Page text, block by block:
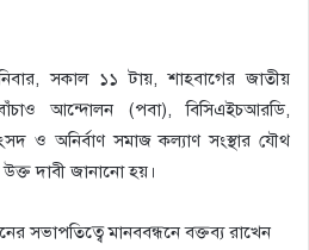
সকাল ১১ টায়, শাহবাগের জাতীয়
আন্দোলন (পবা), বিসিএইচআরডি,
ও অনির্বাণ সমাজ কল্যাণ সংস্থার যৌথ
দাবী জানানো হয়।
সভাপতিত্বে মানববন্ধনে বক্তব্য রাখেন